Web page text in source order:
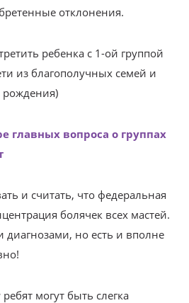
отклонения.
ребенка с 1-ой группой
из благополучных семей и
рождения)
главных вопроса о группах
и считать, что федеральная
болячек всех мастей.
диагнозами, но есть и вполне
могут быть слегка